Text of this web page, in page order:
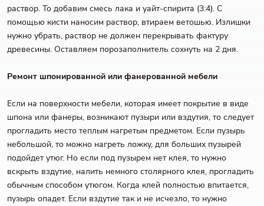
раствор. То добавим смесь лака и уайт-спирита (3:4). С
помощью кисти наносим раствор, втираем ветошью. Излишки
нужно убрать, раствор не должен перекрывать фактуру
древесины. Оставляем порозаполнитель сохнуть на 2 дня.
Ремонт шпонированной или фанерованной мебели
Если на поверхности мебели, которая имеет покрытие в виде
шпона или фанеры, возникают пузыри или вздутия, то следует
прогладить место теплым нагретым предметом. Если пузырь
небольшой, то можно нагреть ложку, для больших пузырей
подойдет утюг. Но если под пузырем нет клея, то нужно
вскрыть вздутие, налить немного столярного клея, прогладить
обычным способом утюгом. Когда клей полностью впитается,
пузырь опадет. Если вздутие так и не исчезло, то нужно